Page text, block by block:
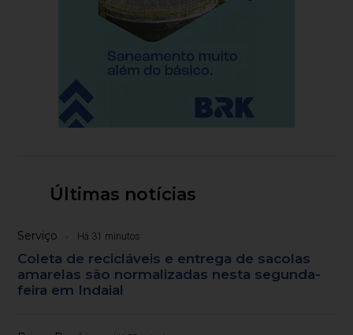
Últimas notícias
Serviço Há 31 minutos
Coleta de recicláveis e entrega de sacolas
amarelas são normalizadas nesta segunda-
feira em Indaial